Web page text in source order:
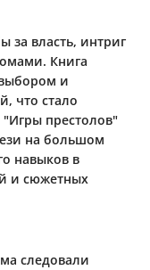
за власть, интриг
Книга
и
что стало
"Игры престолов"
на большом
навыков в
и сюжетных
следовали